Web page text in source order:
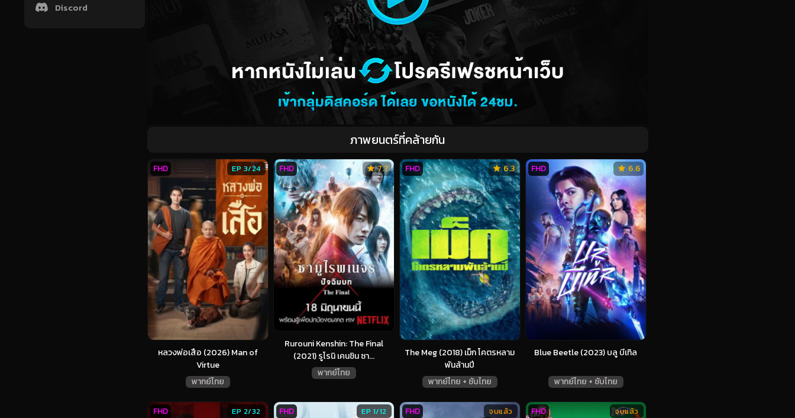
Discord
ภาพยนตร์ที่คล้ายกัน
หลวงพ่อเสือ (2026) Man of
Virtue
พากย์ไทย
EP 3/24
FHD
Rurouni Kenshin: The Final
(2021) รูโรนิ เคนชิน ซา...
พากย์ไทย
7.7
FHD
The Meg (2018) เม็ก โคตรหลาม
พันล้านปี
พากย์ไทย + ซับไทย
6.3
FHD
Blue Beetle (2023) บลู บีเทิล
พากย์ไทย + ซับไทย
6.6
FHD
EP 2/32
FHD EP 1/12
FHD จบแล้ว
FHD จบแล้ว
FHD